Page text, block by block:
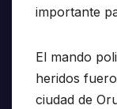
importante
El mando
heridos
ciudad de